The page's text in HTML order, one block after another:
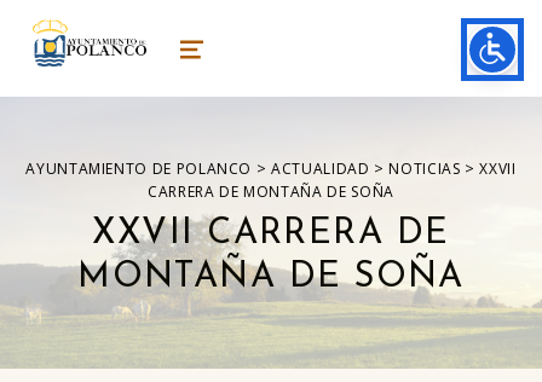
ayuntamiento de polanco
AYUNTAMIENTO DE POLANCO MENU
AYUNTAMIENTO DE POLANCO >ACTUALIDAD > NOTICIAS >XXVII
CARRERA DE MONTAÑA DE SOÑA
XXVII CARRERA DE
MONTAÑA DE SOÑA